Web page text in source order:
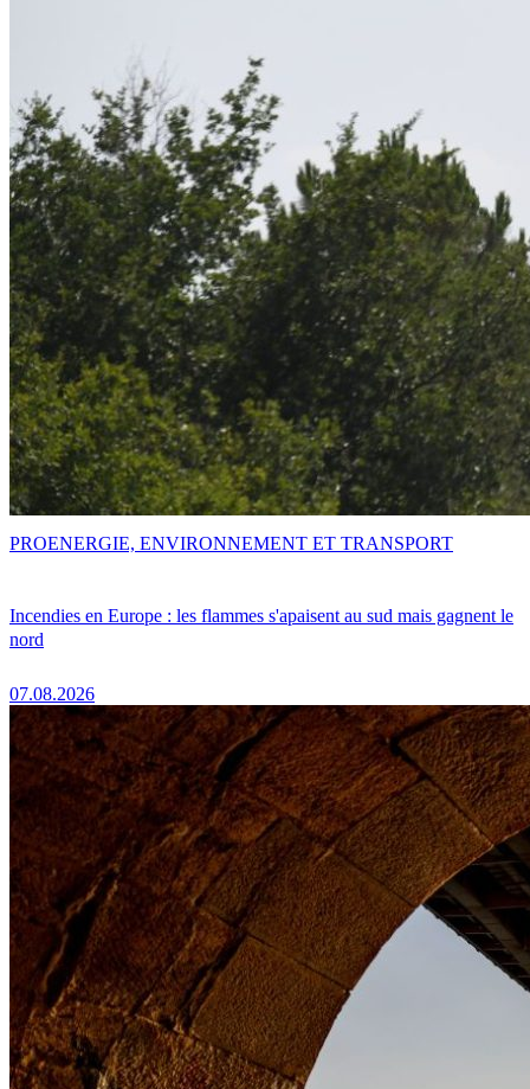
Incendies en Europe : les flammes s'apaisent au sud mais gagnent le
nord
07.08.2026
PROENERGIE, ENVIRONNEMENT ET TRANSPORT